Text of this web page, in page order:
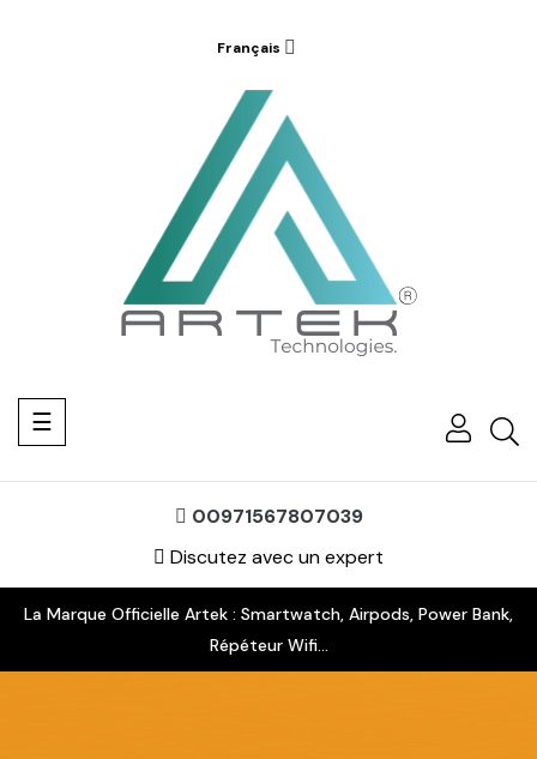
Français
00971567807039
Basculer
la
☰
Discutez avec un expert
La Marque Officielle Artek : Smartwatch, Airpods, Power Bank,
Répéteur Wifi...